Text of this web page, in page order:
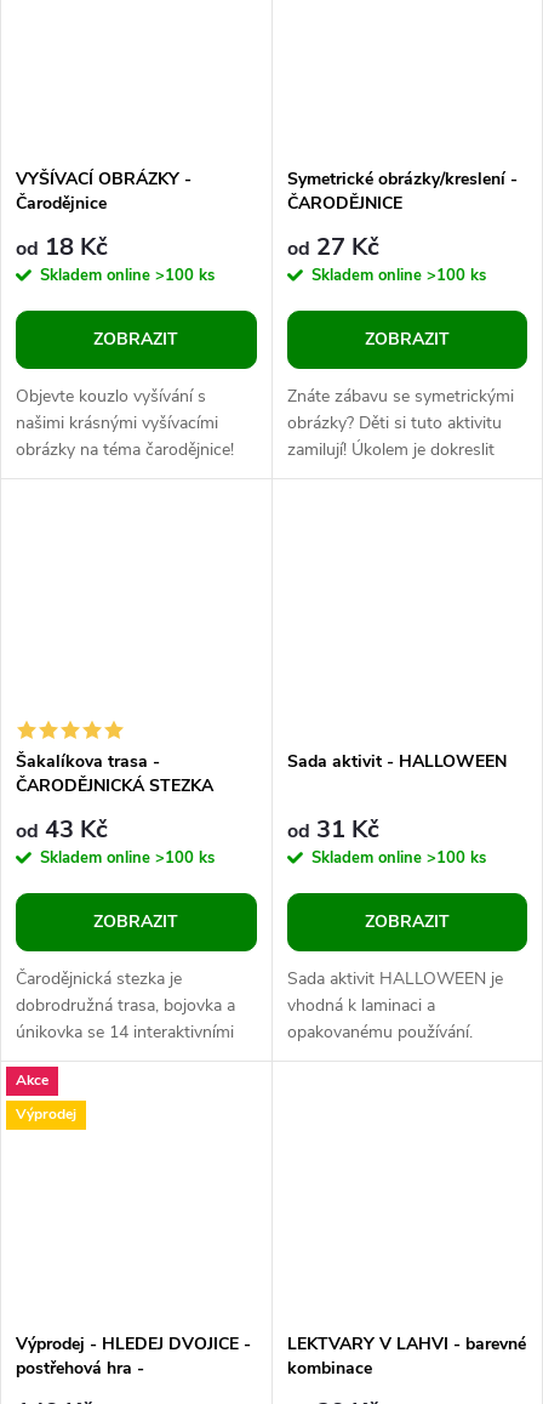
VYŠÍVACÍ OBRÁZKY -
Čarodějnice
od 18 Kč
Skladem online >100 ks
ZOBRAZIT
Objevte kouzlo vyšívání s
našimi krásnými vyšívacími
obrázky na téma čarodějnice!
Tento produkt nabízí dětem
Symetrické obrázky/kreslení -
ČARODĚJNICE
od 27 Kč
Skladem online >100 ks
ZOBRAZIT
Znáte zábavu se symetrickými
obrázky? Děti si tuto aktivitu
zamilují! Úkolem je dokreslit
druhou polovinu obrázku do
Šakalíkova trasa -
ČARODĚJNICKÁ STEZKA
od 43 Kč
Skladem online >100 ks
ZOBRAZIT
Čarodějnická stezka je
dobrodružná trasa, bojovka a
únikovka se 14 interaktivními
úkoly pro děti od 3 do 10 let.
Děti plní pohybové, logické i...
Sada aktivit - HALLOWEEN
od 31 Kč
Skladem online >100 ks
ZOBRAZIT
Sada aktivit HALLOWEEN je
vhodná k laminaci a
opakovanému používání.
Šakalíaktivity.cz přichází s
Akce
Výprodej
Výprodej - HLEDEJ DVOJICE -
postřehová hra -
LEKTVARY V LAHVI - barevné
kombinace